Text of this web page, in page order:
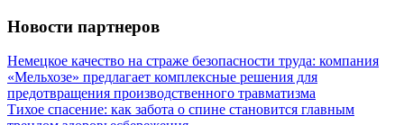
Новости партнеров
Немецкое качество на страже безопасности труда: компания
«Мельхозе» предлагает комплексные решения для
предотвращения производственного травматизма
Тихое спасение: как забота о спине становится главным